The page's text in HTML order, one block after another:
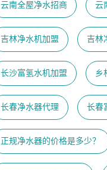
云南全屋净水招商 云
吉林净水机加盟 吉林
长沙富氢水机加盟 乡
长春净水器代理 长春
正规净水器的价格是多少？